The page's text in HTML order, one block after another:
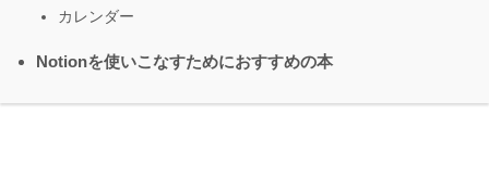
カレンダー
Notionを使いこなすためにおすすめの本